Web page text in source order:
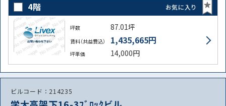
4階 お気に入り
坪数 87.01坪
賃料（共益費込） 1,435,665円
坪単価 14,000円
ビルコード：214235